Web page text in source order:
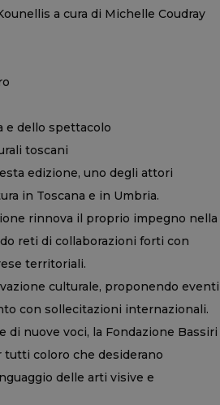
a cura di Michelle Coudray
e dello spettacolo
toscani
edizione, uno degli attori
in Toscana e in Umbria.
rinnova il proprio impegno nella
reti di collaborazioni forti con
territoriali.
culturale, proponendo eventi
con sollecitazioni internazionali.
di nuove voci, la Fondazione Bassiri
coloro che desiderano
delle arti visive e